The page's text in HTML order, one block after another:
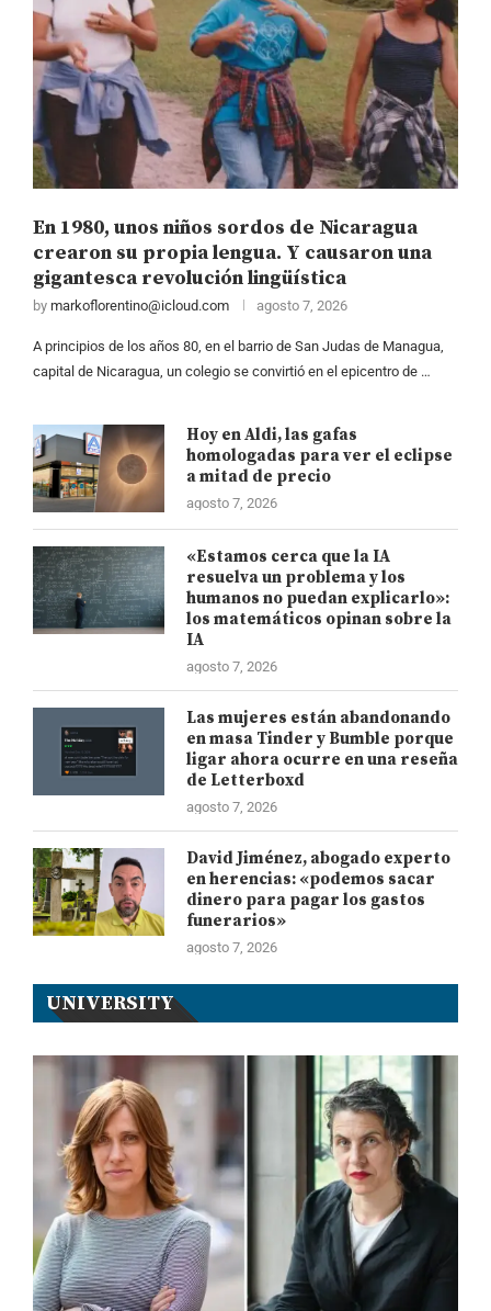
En 1980, unos niños sordos de Nicaragua
crearon su propia lengua. Y causaron una
gigantesca revolución lingüística
by markoflorentino@icloud.com agosto 7, 2026
A principios de los años 80, en el barrio de San Judas de Managua,
capital de Nicaragua, un colegio se convirtió en el epicentro de …
Hoy en Aldi, las gafas
homologadas para ver el eclipse
a mitad de precio
agosto 7, 2026
«Estamos cerca que la IA
resuelva un problema y los
humanos no puedan explicarlo»:
los matemáticos opinan sobre la
IA
agosto 7, 2026
Las mujeres están abandonando
en masa Tinder y Bumble porque
ligar ahora ocurre en una reseña
de Letterboxd
agosto 7, 2026
David Jiménez, abogado experto
en herencias: «podemos sacar
dinero para pagar los gastos
funerarios»
agosto 7, 2026
UNIVERSITY